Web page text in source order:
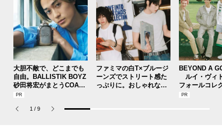
大胆不敵で、どこまでも
自由。BALLISTIK BOYZ
砂田将宏がまとうCOACH
の新作フレグランス「コ
パルファム」
ファミマの白T×ブルージ
ーンズでストリート感た
っぷりに。おしゃれな人
BEYOND A
ルイ・ヴィ
フォールコレ
描くプレッピ
1 / 9